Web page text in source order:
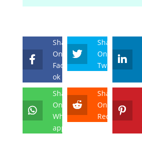
Share
On
Facebo
ok
Share
On
Twitter
Share
On
Whats
app
Share
On
Reddit